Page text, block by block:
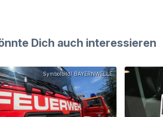
Dich auch interessieren
Symbolbild/ BAYERNWELLE